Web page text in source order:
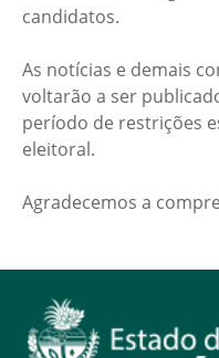
candidatos.
As notícias e demais
voltarão a ser
período de restrições
eleitoral.
Agradecemos a